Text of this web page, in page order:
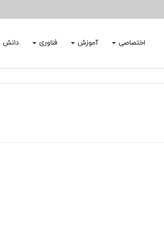
اختصاصی آموزش فناوری دانش